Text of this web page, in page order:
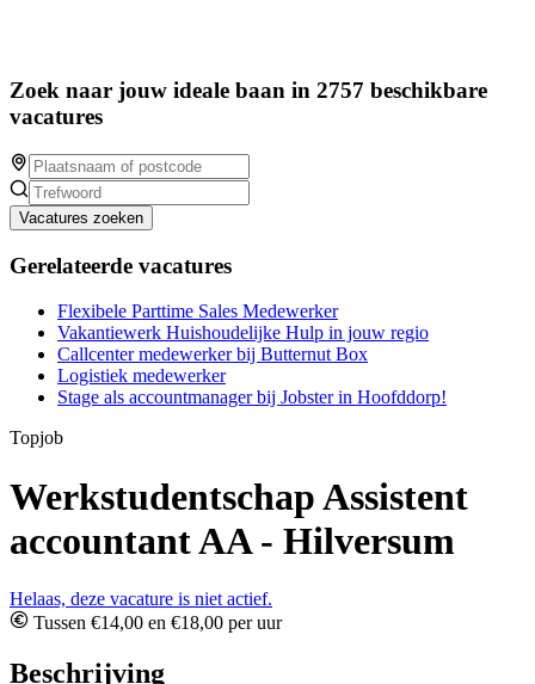
Zoek naar jouw ideale baan in 2757 beschikbare
vacatures
Vacatures zoeken
Gerelateerde vacatures
Flexibele Parttime Sales Medewerker
Vakantiewerk Huishoudelijke Hulp in jouw regio
Callcenter medewerker bij Butternut Box
Logistiek medewerker
Stage als accountmanager bij Jobster in Hoofddorp!
Topjob
Werkstudentschap Assistent
accountant AA - Hilversum
Helaas, deze vacature is niet actief.
Tussen €14,00 en €18,00 per uur
Beschrijving